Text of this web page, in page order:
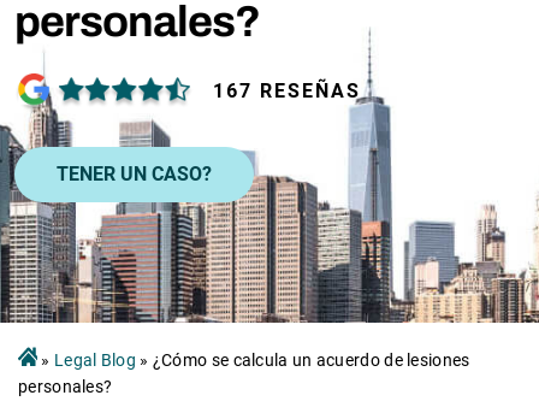
personales?
167 RESEÑAS
TENER UN CASO?
» Legal Blog » ¿Cómo se calcula un acuerdo de lesiones
personales?